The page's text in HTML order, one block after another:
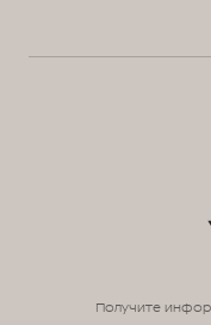
Получите